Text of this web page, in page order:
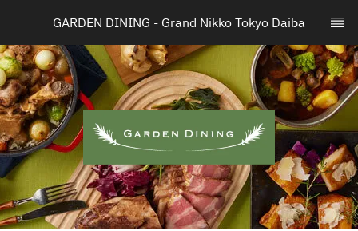
GARDEN DINING - Grand Nikko Tokyo Daiba